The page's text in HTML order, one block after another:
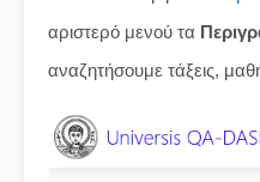
αριστερό μενού τα
αναζητήσουμε τάξεις,